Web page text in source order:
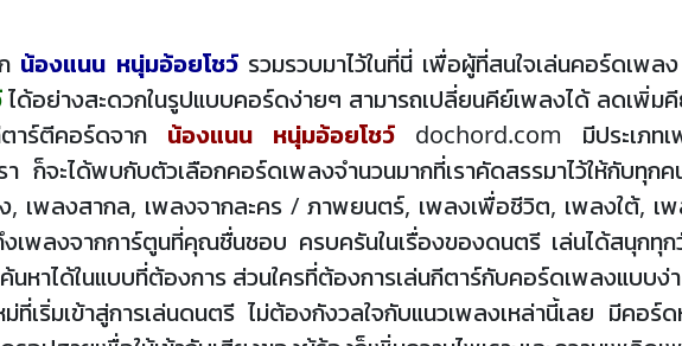
น้องแนน หนุ่มอ้อยโชว์รวมรวบมาไว้ในที่นี่ เพื่อผู้ที่สนใจเล่นคอร์ดเพ
ได้อย่างสะดวกในรูปแบบคอร์ดง่ายๆ สามารถเปลี่ยนคีย์เพลงได้ ลดเพิ่ม
ตาร์ตีคอร์ดจาก น้องแนน หนุ่มอ้อยโชว์ dochord.com มีประเภทเ
ก็จะได้พบกับตัวเลือกคอร์ดเพลงจำนวนมากที่เราคัดสรรมาไว้ให้กับทุกค
, เพลงสากล, เพลงจากละคร / ภาพยนตร์, เพลงเพื่อชีวิต, เพลงใต้, เ
เพลงจากการ์ตูนที่คุณชื่นชอบ ครบครันในเรื่องของดนตรี เล่นได้สนุกทุ
นหาได้ในแบบที่ต้องการ ส่วนใครที่ต้องการเล่นกีตาร์กับคอร์ดเพลงแบบง่
ม่ที่เริ่มเข้าสู่การเล่นดนตรี ไม่ต้องกังวลใจกับแนวเพลงเหล่านี้เลย มีค